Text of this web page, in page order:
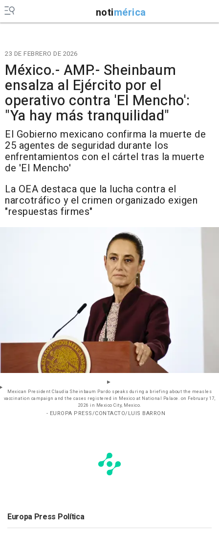
notimérica
23 DE FEBRERO DE 2026
México.- AMP.- Sheinbaum
ensalza al Ejército por el
operativo contra 'El Mencho':
"Ya hay más tranquilidad"
El Gobierno mexicano confirma la muerte de
25 agentes de seguridad durante los
enfrentamientos con el cártel tras la muerte
de 'El Mencho'
La OEA destaca que la lucha contra el
narcotráfico y el crimen organizado exigen
"respuestas firmes"
Mexican President Claudia Sheinbaum Pardo speaks during a briefing about the measles
vaccination campaign and the cases registered in Mexico at National Palace. on February 17,
2026 in Mexico City, Mexico.
- EUROPA PRESS/CONTACTO/LUIS BARRON
Europa Press Política